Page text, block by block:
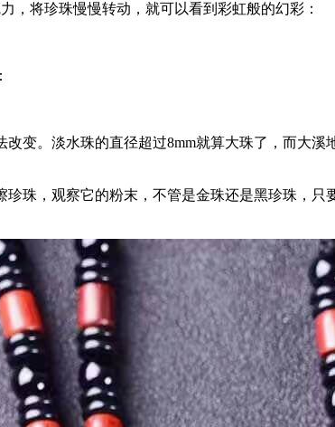
，将珍珠慢慢转动，就可以看到彩虹般的幻彩：
变。淡水珠的直径超过8mm就算大珠了，而大
珠，观察它的粉末，不管是金珠还是黑珍珠，